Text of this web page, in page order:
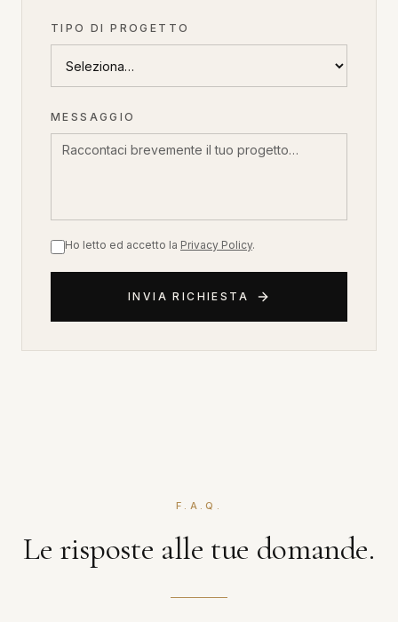
TIPO DI PROGETTO
MESSAGGIO
Ho letto ed accetto la Privacy Policy.
INVIA RICHIESTA
F.A.Q.
Le risposte alle tue domande.